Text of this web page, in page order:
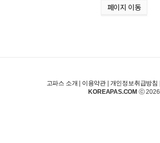
페이지 이동
고파스 소개 이용약관 개인정보취급방침
KOREAPAS.COM ⓒ 2026